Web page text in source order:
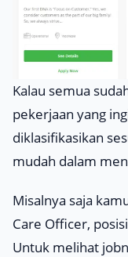
Kalau semua
pekerjaan yang
diklasifikasikan
mudah dalam
Misalnya saja
Care Officer,
Untuk melihat